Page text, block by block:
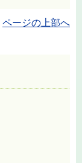
ページの上部へ